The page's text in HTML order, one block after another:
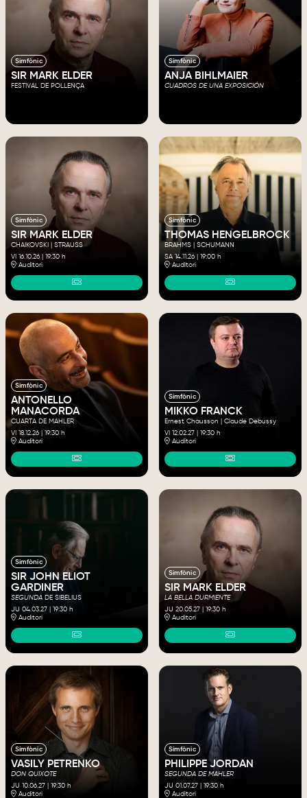
Simfònic
SIR MARK ELDER
FESTIVAL DE POLLENÇA
Simfònic
ANJA BIHLMAIER
CUADROS DE UNA EXPOSICIÓN
Simfònic
SIR MARK ELDER
CHAIKOVSKI | STRAUSS
VI 16.10.26| 19:30 h
Auditori
Simfònic
THOMAS HENGELBROCK
BRAHMS | SCHUMANN
SA 14.11.26| 19:00 h
Auditori
Simfònic
ANTONELLO
MANACORDA
CUARTA DE MAHLER
VI 18.12.26| 19:30 h
Auditori
Simfònic
MIKKO FRANCK
Ernest Chausson | Claude Debussy
VI 12.02.27| 19:30 h
Auditori
Simfònic
SIR JOHN ELIOT
GARDINER
SEGUNDADE SIBELIUS
JU 04.03.27| 19:30 h
Auditori
Simfònic
SIR MARK ELDER
LA BELLA DURMIENTE
JU 20.05.27| 19:30 h
Auditori
Simfònic
VASILY PETRENKO
DON QUIXOTE
JU 10.06.27| 19:30 h
Auditori
Simfònic
PHILIPPE JORDAN
SEGUNDA DE MAHLER
JU 01.07.27| 19:30 h
Auditori